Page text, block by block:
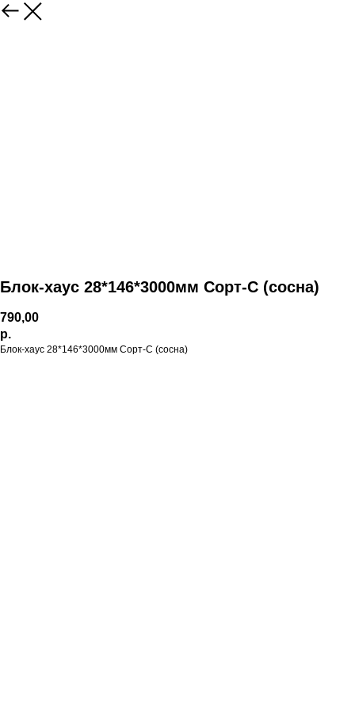
Блок-хаус 28*146*3000мм Сорт-С (сосна)
790,00
р.
Блок-хаус 28*146*3000мм Сорт-С (сосна)